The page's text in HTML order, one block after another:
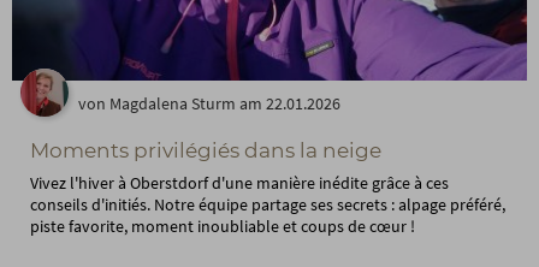
von Magdalena Sturm am 22.01.2026
Moments privilégiés dans la neige
Vivez l'hiver à Oberstdorf d'une manière inédite grâce à ces
conseils d'initiés. Notre équipe partage ses secrets : alpage préféré,
piste favorite, moment inoubliable et coups de cœur !